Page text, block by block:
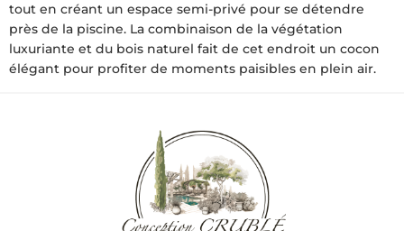
tout en créant un espace semi-privé pour se détendre
près de la piscine. La combinaison de la végétation
luxuriante et du bois naturel fait de cet endroit un cocon
élégant pour profiter de moments paisibles en plein air.